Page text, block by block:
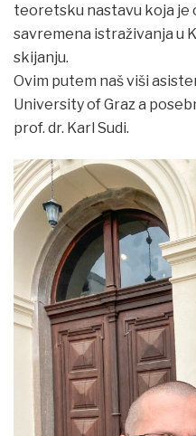
teoretsku nastavu koja je
savremena istraživanja u
skijanju.
Ovim putem naš viši
University of Graz a
prof. dr. Karl Sudi.